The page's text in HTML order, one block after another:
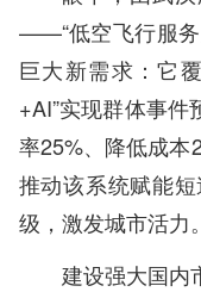
——“低空飞行服务
巨大新需求：它
+AI”实现群体事
率25%、降低成本
推动该系统赋能
级，激发城市活力。
建设强大国内